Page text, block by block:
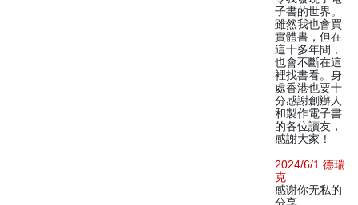
子書的世界。
雖然我也會買
實體書，但在
這十多年間，
也會不斷在這
裡找書看。身
處香港也要十
分感謝創辦人
和製作電子書
的各位讀友，
感謝大家！
2024/6/1 德瑞
克
感谢你无私的